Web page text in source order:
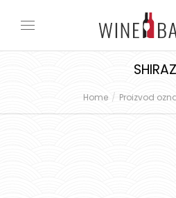
SHIRAZ
You are here:Home Proizvod